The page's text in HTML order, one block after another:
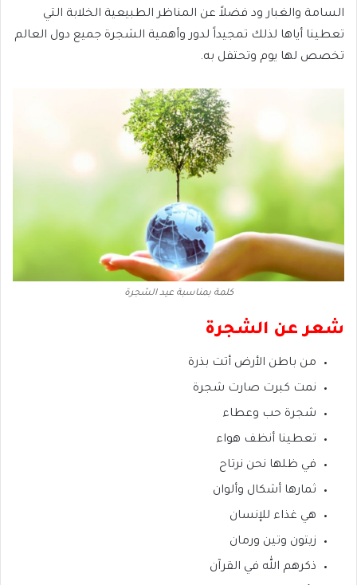
السامة والغبار ود فضلاً عن المناظر الطبيعية الخلابة التي
تعطينا أياها لذلك تمجيداً لدور وأهمية الشجرة جميع دول العالم
تخصص لها يوم وتحتفل به.
كلمة بمناسبة عيد الشجرة
شعر عن الشجرة
من باطن الأرض أتت بذرة
نمت كبرت صارت شجرة
شجرة حب وعطاء
تعطينا أنظف هواء
في ظلها نحن نرتاح
ثمارها أشكال وألوان
هي غذاء للإنسان
زيتون وتين ورمان
ذكرهم الله في القرآن